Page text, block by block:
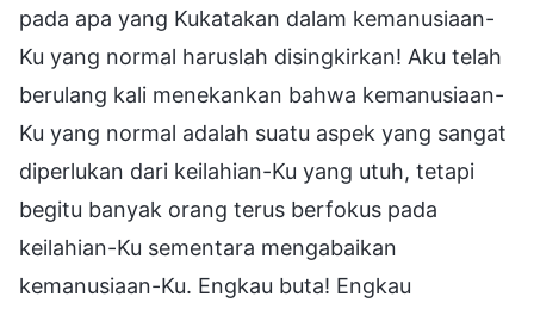
pada apa yang Kukatakan dalam kemanusiaan-
Ku yang normal haruslah disingkirkan! Aku telah
berulang kali menekankan bahwa kemanusiaan-
Ku yang normal adalah suatu aspek yang sangat
diperlukan dari keilahian-Ku yang utuh, tetapi
begitu banyak orang terus berfokus pada
keilahian-Ku sementara mengabaikan
kemanusiaan-Ku. Engkau buta! Engkau